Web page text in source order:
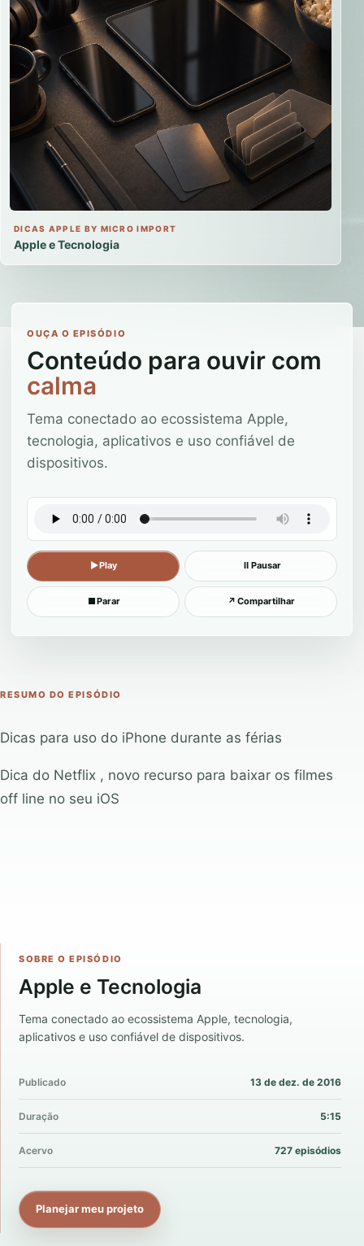
DICAS APPLE BY MICRO IMPORT
Apple e Tecnologia
OUÇA O EPISÓDIO
Conteúdo para ouvir com
calma
Tema conectado ao ecossistema Apple,
tecnologia, aplicativos e uso confiável de
dispositivos.
▶Play Ⅱ Pausar
■Parar ↗ Compartilhar
RESUMO DO EPISÓDIO
Dicas para uso do iPhone durante as férias
Dica do Netflix , novo recurso para baixar os filmes
off line no seu iOS
SOBRE O EPISÓDIO
Apple e Tecnologia
Tema conectado ao ecossistema Apple, tecnologia,
aplicativos e uso confiável de dispositivos.
Publicado 13 de dez. de 2016
Duração 5:15
Acervo 727 episódios
Planejar meu projeto